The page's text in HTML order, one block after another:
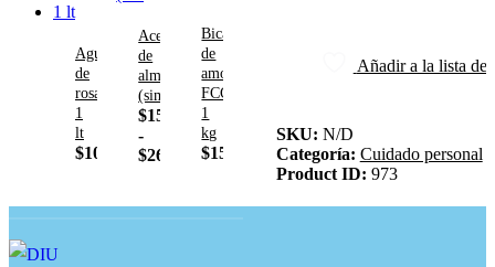
Añadir a la lista de
SKU: N/D
Categoría: Cuidado personal
Product ID: 973
Agua
de
rosas
1
lt
$100
Aceite
de
almendras
(simil)
$156
-
$261
Bicarbonato
de
amonio
FCC
1
kg
$155